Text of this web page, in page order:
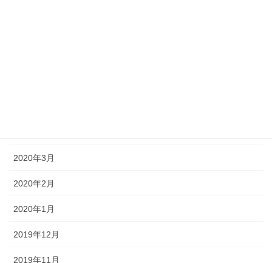
2020年3月
2020年2月
2020年1月
2019年12月
2019年11月